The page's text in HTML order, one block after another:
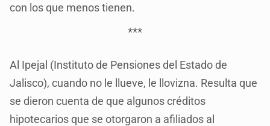
con los que menos tienen.
***
Al Ipejal (Instituto de Pensiones del Estado de
Jalisco), cuando no le llueve, le llovizna. Resulta que
se dieron cuenta de que algunos créditos
hipotecarios que se otorgaron a afiliados al